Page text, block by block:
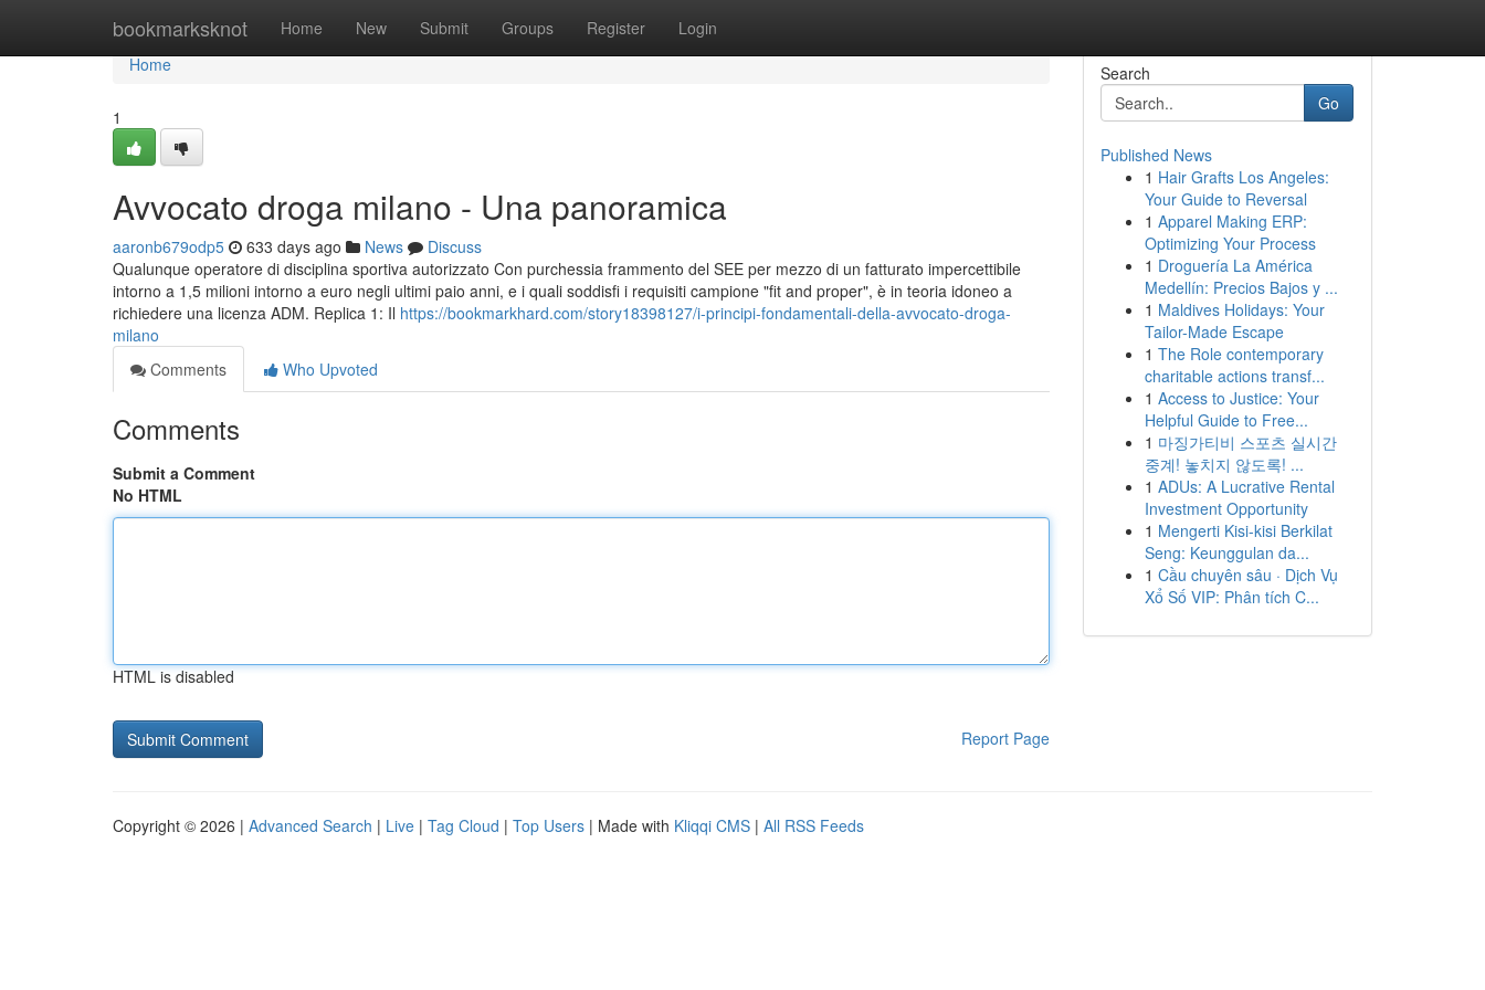
bookmarksknot Home New Submit Groups Register Login
Home
Home
1
Avvocato droga milano - Una panoramica
aaronb679odp5 633 days ago News
Discuss
Qualunque operatore di disciplina sportiva autorizzato Con purchessia frammento del SEE per mezzo di un fatturato impercettibile
intorno a 1,5 milioni intorno a euro negli ultimi paio anni, e i quali soddisfi i requisiti campione "fit and proper", è in teoria idoneo a
richiedere una licenza ADM. Replica 1: Il https://bookmarkhard.com/story18398127/i-principi-fondamentali-della-avvocato-droga-
milano
Comments
Who Upvoted
Comments
Submit a Comment
No HTML
HTML is disabled
Report Page
Search
Go
Published News
1 Hair Grafts Los Angeles:
Your Guide to Reversal
1 Apparel Making ERP:
Optimizing Your Process
1 Droguería La América
Medellín: Precios Bajos y ...
1 Maldives Holidays: Your
Tailor-Made Escape
1 The Role contemporary
charitable actions transf...
1 Access to Justice: Your
Helpful Guide to Free...
1 마징가티비 스포츠 실시간
중계! 놓치지 않도록! ...
1 ADUs: A Lucrative Rental
Investment Opportunity
1 Mengerti Kisi-kisi Berkilat
Seng: Keunggulan da...
1 Cầu chuyên sâu · Dịch Vụ
Xổ Số VIP: Phân tích C...
Copyright © 2026 | Advanced Search | Live | Tag Cloud | Top Users | Made with Kliqqi CMS | All RSS Feeds